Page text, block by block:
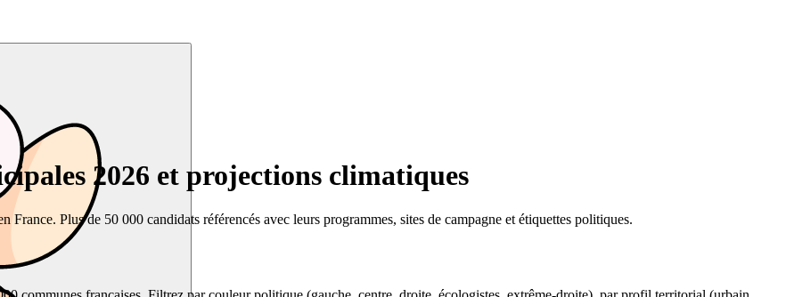
2026 et projections climatiques
Plus de 50 000 candidats référencés avec leurs programmes, sites de campagne et étiquettes politiques.